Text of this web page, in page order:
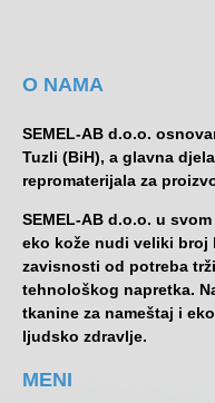
O NAMA
SEMEL-AB d.o.o.
Tuzli (BiH), a glavna
repromaterijala za
SEMEL-AB d.o.o. u
eko kože nudi veliki broj
zavisnosti od potreba
tehnološkog napretka.
tkanine za nameštaj i
ljudsko zdravlje.
MENI